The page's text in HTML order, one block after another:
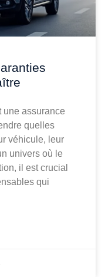
une assurance
quelles
véhicule, leur
univers où le
il est crucial
qui